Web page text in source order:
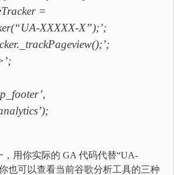
=
XXXXX-X”);’;
用你实际的 GA 代码代替“UA-
也可以查看当前谷歌分析工具的三种